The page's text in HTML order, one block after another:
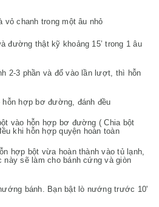
chanh trong một âu nhỏ
thật kỹ khoảng 15’ trong 1 âu
phần và đổ vào lần lượt, thì hỗn
hợp bơ đường, đánh đều
hỗn hợp bơ đường ( Chia bột
khi hỗn hợp quyện hoàn toàn
bột vừa hoàn thành vào tủ lạnh,
này sẽ làm cho bánh cứng và giòn
bánh. Bạn bật lò nướng trước 10'